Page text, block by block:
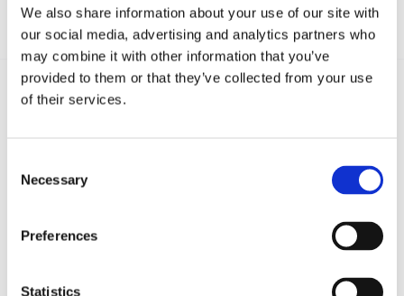
We also share information about your use of our site with
our social media, advertising and analytics partners who
may combine it with other information that you’ve
provided to them or that they’ve collected from your use
of their services.
Selection
Necessary
Preferences
Statistics
24 Luglio 2026